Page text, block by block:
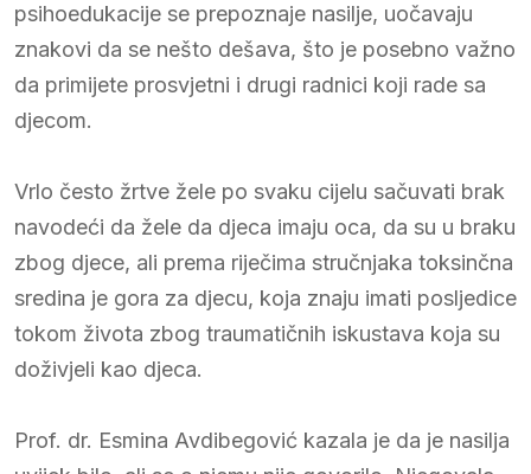
psihoedukacije se prepoznaje nasilje, uočavaju
znakovi da se nešto dešava, što je posebno važno
da primijete prosvjetni i drugi radnici koji rade sa
djecom.
Vrlo često žrtve žele po svaku cijelu sačuvati brak
navodeći da žele da djeca imaju oca, da su u braku
zbog djece, ali prema riječima stručnjaka toksinčna
sredina je gora za djecu, koja znaju imati posljedice
tokom života zbog traumatičnih iskustava koja su
doživjeli kao djeca.
Prof. dr. Esmina Avdibegović kazala je da je nasilja